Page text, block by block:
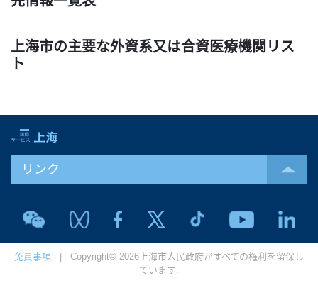
上海市の主要な外資系又は合資医療機関リス
ト
リンク
免責事項 | Copyright© 2026上海市人民政府がすべての権利を留保し
ています.